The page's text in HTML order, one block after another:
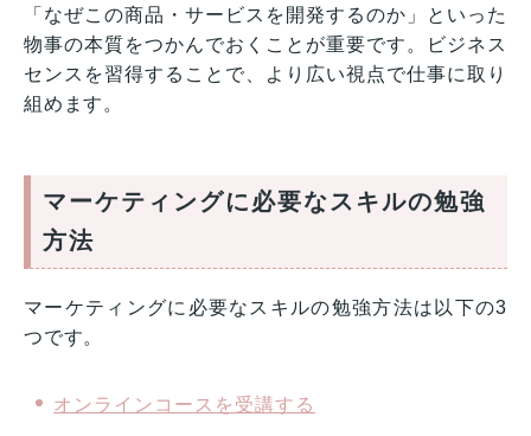
「なぜこの商品・サービスを開発するのか」といった
物事の本質をつかんでおくことが重要です。ビジネス
センスを習得することで、より広い視点で仕事に取り
組めます。
マーケティングに必要なスキルの勉強
方法
マーケティングに必要なスキルの勉強方法は以下の3
つです。
オンラインコースを受講する